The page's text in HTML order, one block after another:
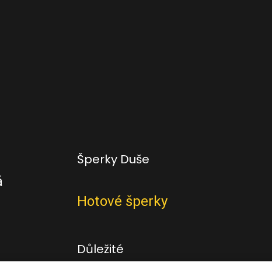
Šperky Duše
Hotové šperky
Důležité